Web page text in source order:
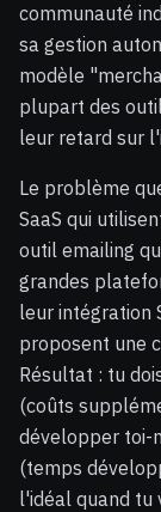
communauté
sa gestion
modèle
plupart des
leur retard sur
Le problème
SaaS qui
outil emailing
grandes
leur intégration
proposent une
Résultat : tu
(coûts
développer toi-
(temps
l'idéal quand tu